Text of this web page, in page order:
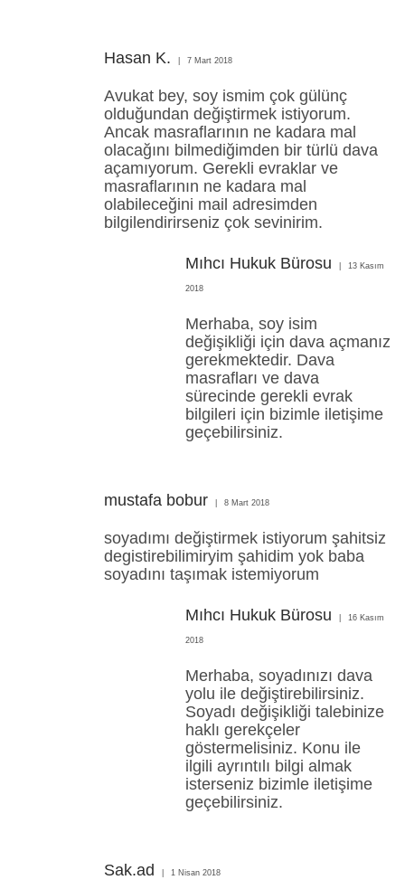
Hasan K. 7 Mart 2018
Avukat bey, soy ismim çok gülünç
olduğundan değiştirmek istiyorum.
Ancak masraflarının ne kadara mal
olacağını bilmediğimden bir türlü dava
açamıyorum. Gerekli evraklar ve
masraflarının ne kadara mal
olabileceğini mail adresimden
bilgilendirirseniz çok sevinirim.
Mıhcı Hukuk Bürosu 13 Kasım
2018
Merhaba, soy isim
değişikliği için dava açmanız
gerekmektedir. Dava
masrafları ve dava
sürecinde gerekli evrak
bilgileri için bizimle iletişime
geçebilirsiniz.
mustafa bobur 8 Mart 2018
soyadımı değiştirmek istiyorum şahitsiz
degistirebilimiryim şahidim yok baba
soyadını taşımak istemiyorum
Mıhcı Hukuk Bürosu 16 Kasım
2018
Merhaba, soyadınızı dava
yolu ile değiştirebilirsiniz.
Soyadı değişikliği talebinize
haklı gerekçeler
göstermelisiniz. Konu ile
ilgili ayrıntılı bilgi almak
isterseniz bizimle iletişime
geçebilirsiniz.
Sak.ad 1 Nisan 2018